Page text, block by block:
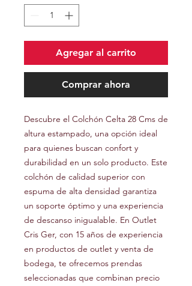
Agregar al carrito
Comprar ahora
Descubre el Colchón Celta 28 Cms de
altura estampado, una opción ideal
para quienes buscan confort y
durabilidad en un solo producto. Este
colchón de calidad superior con
espuma de alta densidad garantiza
un soporte óptimo y una experiencia
de descanso inigualable. En Outlet
Cris Ger, con 15 años de experiencia
en productos de outlet y venta de
bodega, te ofrecemos prendas
seleccionadas que combinan precio